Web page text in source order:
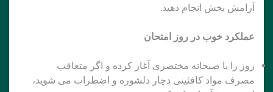
آرامش بخش انجام دهید.
عملکرد خوب در روز امتحان
روز را با صبحانه مختصری آغاز کرده و اگر متعاقب
مصرف مواد کافئینی دچار دلشوره و اضطراب می شوید،